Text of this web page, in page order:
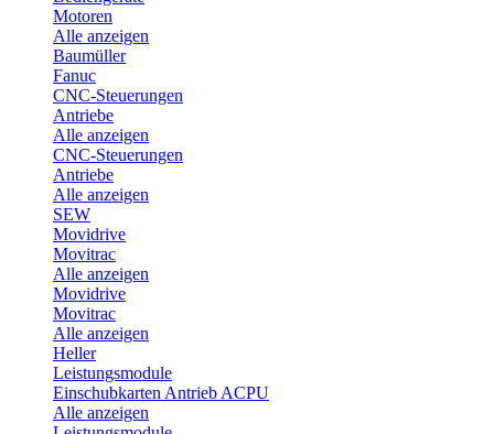
Motoren
Alle anzeigen
Baumüller
Fanuc
CNC-Steuerungen
Antriebe
Alle anzeigen
CNC-Steuerungen
Antriebe
Alle anzeigen
SEW
Movidrive
Movitrac
Alle anzeigen
Movidrive
Movitrac
Alle anzeigen
Heller
Leistungsmodule
Einschubkarten Antrieb ACPU
Alle anzeigen